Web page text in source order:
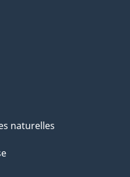
naturelles